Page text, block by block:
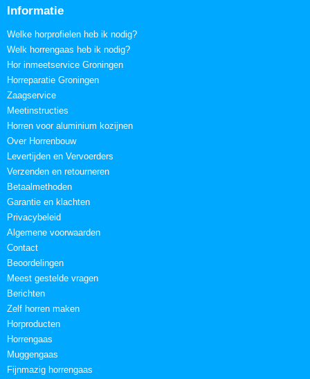
Informatie
Welke horprofielen heb ik nodig?
Welk horrengaas heb ik nodig?
Hor inmeetservice Groningen
Horreparatie Groningen
Zaagservice
Meetinstructies
Horren voor aluminium kozijnen
Over Horrenbouw
Levertijden en Vervoerders
Verzenden en retourneren
Betaalmethoden
Garantie en klachten
Privacybeleid
Algemene voorwaarden
Contact
Beoordelingen
Meest gestelde vragen
Berichten
Zelf horren maken
Horproducten
Horrengaas
Muggengaas
Fijnmazig horrengaas